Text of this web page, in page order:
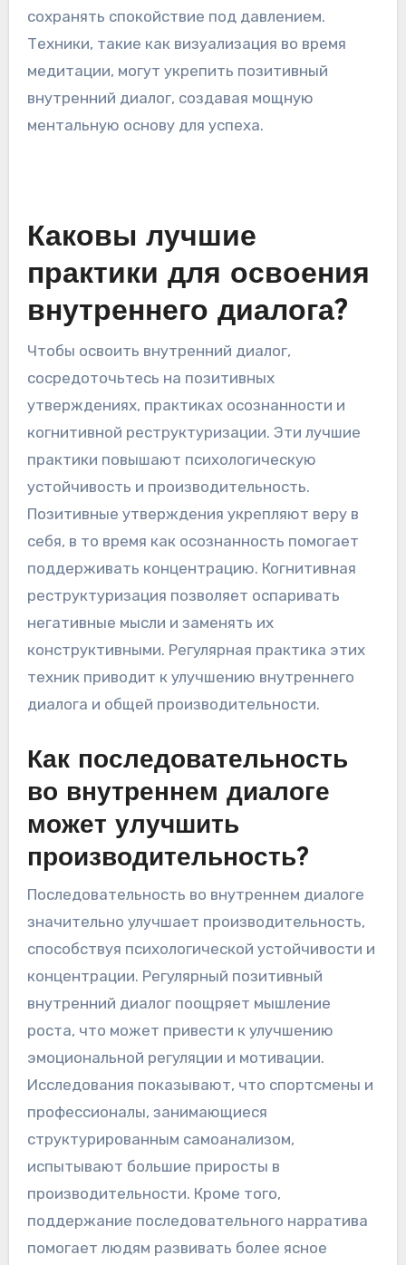
Исследования показывают, что регулярная
медитация может улучшить концентрацию и
снизить уровень тревожности, что приводит
к лучшей производительности. Кроме того,
медитация укрепляет психологическую
медитации, могут укрепить позитивный
внутренний диалог, создавая мощную
ментальную основу для успеха.
Каковы лучшие
практики для освоения
внутреннего диалога?
Чтобы освоить внутренний диалог,
сосредоточьтесь на позитивных
утверждениях, практиках осознанности и
когнитивной реструктуризации. Эти лучшие
практики повышают психологическую
устойчивость и производительность.
Позитивные утверждения укрепляют веру в
себя, в то время как осознанность помогает
реструктуризация позволяет оспаривать
конструктивными. Регулярная практика этих
техник приводит к улучшению внутреннего
диалога и общей производительности.
Как последовательность
во внутреннем диалоге
может улучшить
производительность?
Последовательность во внутреннем диалоге
значительно улучшает производительность,
способствуя психологической устойчивости и
концентрации. Регулярный позитивный
внутренний диалог поощряет мышление
роста, что может привести к улучшению
эмоциональной регуляции и мотивации.
Исследования показывают, что спортсмены и